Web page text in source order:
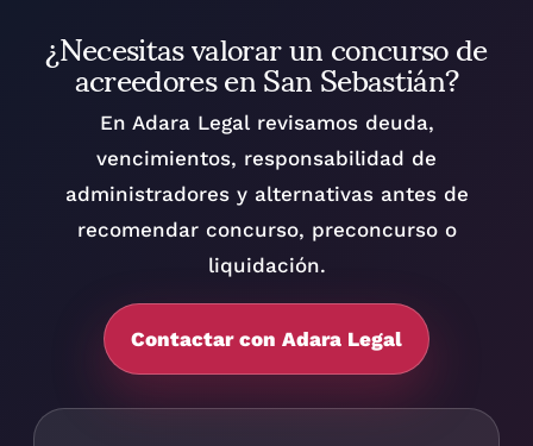
¿Necesitas valorar un concurso de
acreedores en San Sebastián?
En Adara Legal revisamos deuda,
vencimientos, responsabilidad de
administradores y alternativas antes de
recomendar concurso, preconcurso o
liquidación.
Contactar con Adara Legal